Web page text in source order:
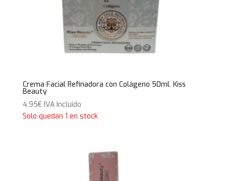
Crema Facial Refinadora con Colágeno 50ml. Kiss
Beauty
4,95€ IVA Incluido
Solo quedan 1 en stock